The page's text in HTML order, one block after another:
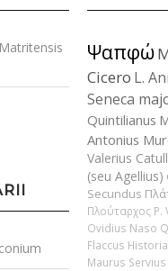
Ψαπφώ
Cicero L.
Seneca
Quintilianus
Antonius
Valerius
(seu Agellius)
Secundus
Πλούταρχος P.
Ovidius Naso
Flaccus
Maurus